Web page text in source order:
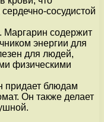
сосудистой
Маргарин содержит
энергии для
для людей,
физическими
придает блюдам
Он также делает